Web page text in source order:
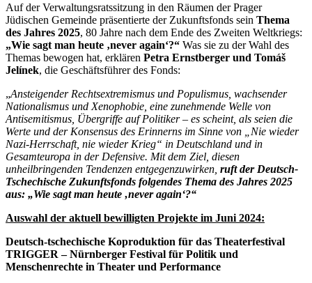
Auf der Verwaltungsratssitzung in den Räumen der Prager
Jüdischen Gemeinde präsentierte der Zukunftsfonds sein Thema
des Jahres 2025, 80 Jahre nach dem Ende des Zweiten Weltkriegs:
„Wie sagt man heute ‚never again‘?“ Was sie zu der Wahl des
Themas bewogen hat, erklären Petra Ernstberger und Tomáš
Jelínek, die Geschäftsführer des Fonds:
„Ansteigender Rechtsextremismus und Populismus, wachsender
Nationalismus und Xenophobie, eine zunehmende Welle von
Antisemitismus, Übergriffe auf Politiker – es scheint, als seien die
Werte und der Konsensus des Erinnerns im Sinne von „Nie wieder
Nazi-Herrschaft, nie wieder Krieg“ in Deutschland und in
Gesamteuropa in der Defensive. Mit dem Ziel, diesen
unheilbringenden Tendenzen entgegenzuwirken, ruft der Deutsch-
Tschechische Zukunftsfonds folgendes Thema des Jahres 2025
aus: „Wie sagt man heute ‚never again‘?“
Auswahl der aktuell bewilligten Projekte im Juni 2024:
Deutsch-tschechische Koproduktion für das Theaterfestival
TRIGGER – Nürnberger Festival für Politik und
Menschenrechte in Theater und Performance